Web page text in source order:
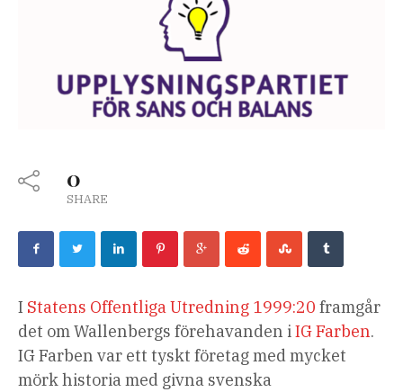
0
SHARE
I Statens Offentliga Utredning 1999:20 framgår
det om Wallenbergs förehavanden i IG Farben.
IG Farben var ett tyskt företag med mycket
mörk historia med givna svenska